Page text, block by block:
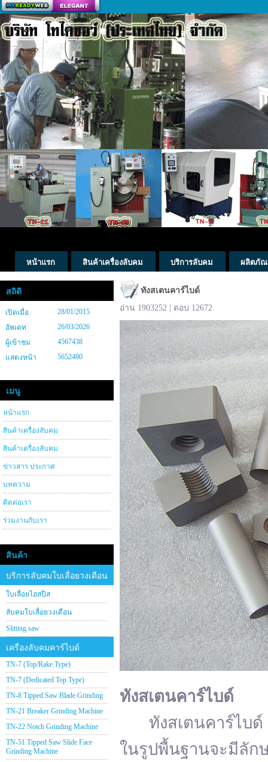
สร้างเว็บ
หน้าแรก สินค้าเครื่องลับคม บริการลับคม ผลิตภัณ
สถิติ
เปิดเมื่อ
28/01/2015
อัพเดท
26/03/2026
ผู้เข้าชม
4567438
แสดงหน้า
5652480
เมนู
หน้าแรก
สินค้าเครื่องลับคม
สินค้าเครื่องลับคม
ข่าวสาร ประกาศ
บทความ
ติดต่อเรา
ร่วมงานกับเรา
สินค้า
บริการลับคมใบเลื่อยวงเดือน
ใบเลื่อยไฮสปีส
ลับคมใบเลื่อยวงเดือน
Slitting saw
เครื่องลับคมคาร์ไบด์
TN-7 (Top/Rake Type)
TN-7 (Dedicated Top Type)
TN-8 Tipped Saw Blade Grinding
TN-21 Breaker Grinding Machine
TN-22 Notch Grinding Machine
TN-51 Tipped Saw Slide Face
Grinding Machine
ทังสเตนคาร์ไบด์
อ่าน 1903252 | ตอบ 12672
ทังสเตนคาร์ไบด์
ทังสเตนคาร์ไบด์ (
ในรูปพื้นฐานจะมีลัก